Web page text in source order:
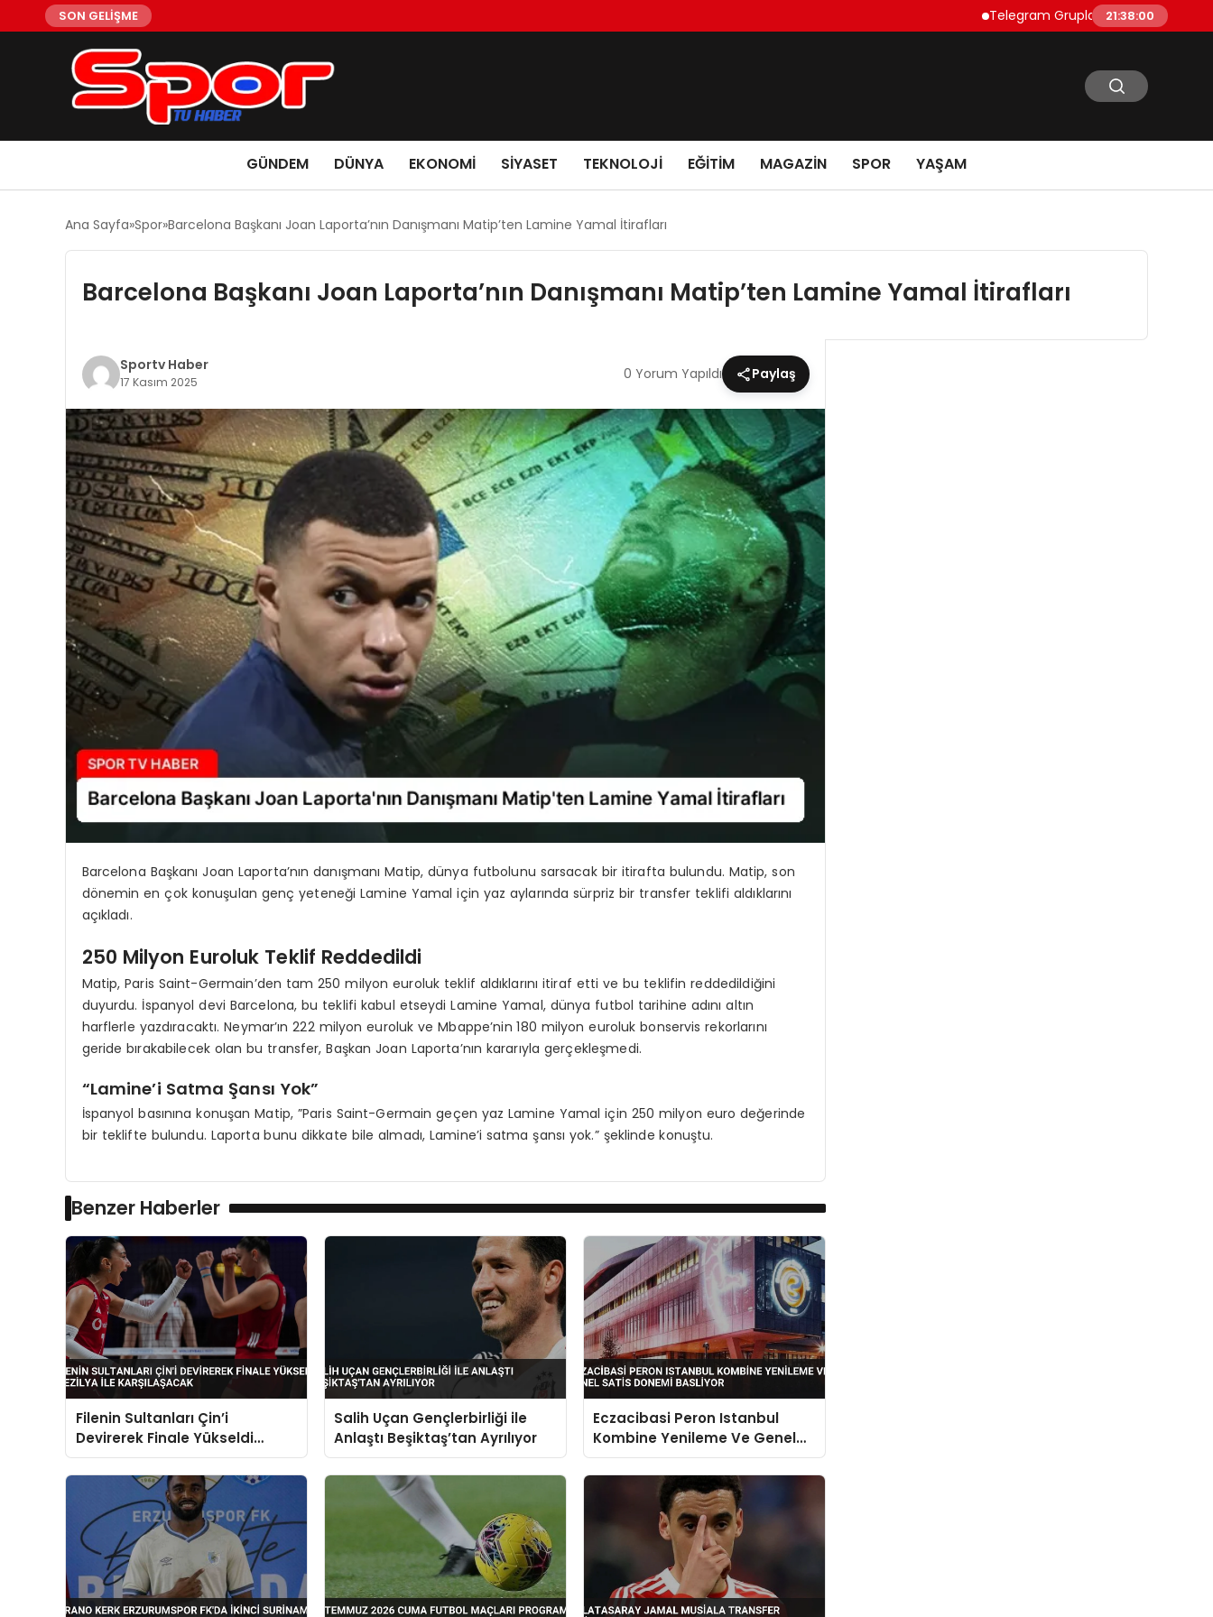
SON GELİŞME Telegram Grupları Nasıl Bulunur?:
21:38:01
GÜNDEM DÜNYA EKONOMI SIYASET TEKNOLOJI EĞITIM MAGAZIN SPOR YAŞAM
Ana Sayfa Spor Barcelona Başkanı Joan Laporta’nın Danışmanı Matip’ten Lamine Yamal İtirafları
Barcelona Başkanı Joan Laporta’nın Danışmanı Matip’ten Lamine Yamal İtirafları
Sportv Haber
17 Kasım 2025 0 Yorum Yapıldı Paylaş
Barcelona Başkanı Joan Laporta’nın danışmanı Matip, dünya futbolunu sarsacak bir itirafta bulundu. Matip, son
dönemin en çok konuşulan genç yeteneği Lamine Yamal için yaz aylarında sürpriz bir transfer teklifi aldıklarını
açıkladı.
250 Milyon Euroluk Teklif Reddedildi
Matip, Paris Saint-Germain’den tam 250 milyon euroluk teklif aldıklarını itiraf etti ve bu teklifin reddedildiğini
duyurdu. İspanyol devi Barcelona, bu teklifi kabul etseydi Lamine Yamal, dünya futbol tarihine adını altın
harflerle yazdıracaktı. Neymar’ın 222 milyon euroluk ve Mbappe’nin 180 milyon euroluk bonservis rekorlarını
geride bırakabilecek olan bu transfer, Başkan Joan Laporta’nın kararıyla gerçekleşmedi.
“Lamine’i Satma Şansı Yok”
İspanyol basınına konuşan Matip, ”Paris Saint-Germain geçen yaz Lamine Yamal için 250 milyon euro değerinde
bir teklifte bulundu. Laporta bunu dikkate bile almadı, Lamine’i satma şansı yok.” şeklinde konuştu.
Benzer Haberler
Filenin Sultanları Çin’i
Devirerek Finale Yükseldi
Brezilya ile Karşılaşacak
Salih Uçan Gençlerbirliği ile
Anlaştı Beşiktaş’tan Ayrılıyor
Eczacibasi Peron Istanbul
Kombine Yenileme Ve Genel
Satis Donemi Basliyor